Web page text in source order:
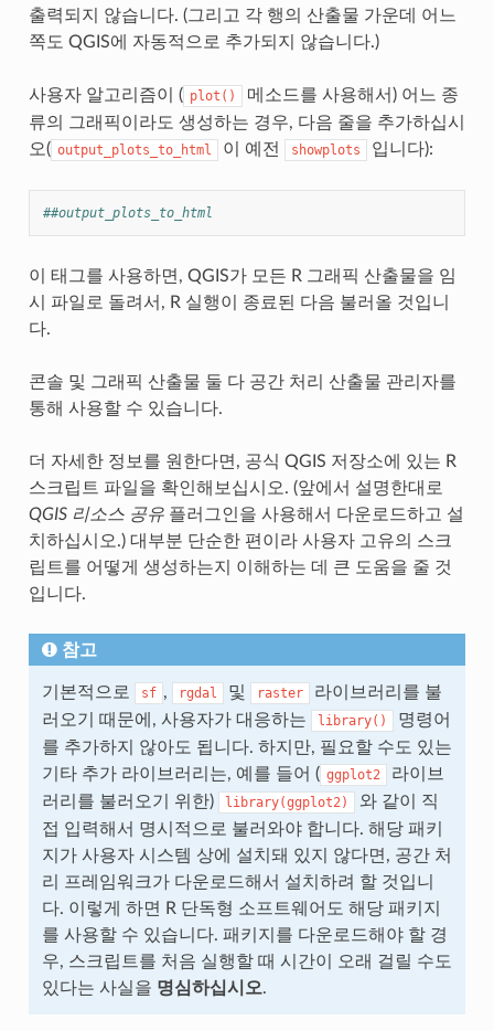
출력되지 않습니다. (그리고 각 행의 산출물 가운데 어느
쪽도 QGIS에 자동적으로 추가되지 않습니다.)
사용자 알고리즘이 ( plot()
메소드를 사용해서) 어느 종
류의 그래픽이라도 생성하는 경우, 다음 줄을 추가하십시
오( output_plots_to_html 이 예전 showplots 입니다):
##output_plots_to_html
이 태그를 사용하면, QGIS가 모든 R 그래픽 산출물을 임
시 파일로 돌려서, R 실행이 종료된 다음 불러올 것입니
다.
콘솔 및 그래픽 산출물 둘 다 공간 처리 산출물 관리자를
통해 사용할 수 있습니다.
더 자세한 정보를 원한다면, 공식 QGIS 저장소에 있는 R
스크립트 파일을 확인해보십시오. (앞에서 설명한대로
QGIS 리소스 공유플러그인을 사용해서 다운로드하고 설
치하십시오.) 대부분 단순한 편이라 사용자 고유의 스크
립트를 어떻게 생성하는지 이해하는 데 큰 도움을 줄 것
입니다.
참고
기본적으로 sf , rgdal 및 raster
라이브러리를 불
러오기 때문에, 사용자가 대응하는
library()
명령어
를 추가하지 않아도 됩니다. 하지만, 필요할 수도 있는
기타 추가 라이브러리는, 예를 들어 ( ggplot2
라이브
러리를 불러오기 위한)
library(ggplot2)
와 같이 직
접 입력해서 명시적으로 불러와야 합니다. 해당 패키
지가 사용자 시스템 상에 설치돼 있지 않다면, 공간 처
리 프레임워크가 다운로드해서 설치하려 할 것입니
다. 이렇게 하면 R 단독형 소프트웨어도 해당 패키지
를 사용할 수 있습니다. 패키지를 다운로드해야 할 경
우, 스크립트를 처음 실행할 때 시간이 오래 걸릴 수도
있다는 사실을 명심하십시오.